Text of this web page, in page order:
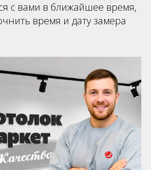
с вами в ближайшее время,
время и дату замера